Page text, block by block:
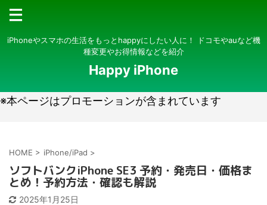
iPhoneやスマホの生活をもっとhappyにしたい人に！ ドコモやauなど機
種変更やお得情報などを紹介
Happy iPhone
※本ページはプロモーションが含まれています
HOME > iPhone/iPad >
ソフトバンクiPhone SE3 予約・発売日・価格ま
とめ！予約方法・確認も解説
2025年1月25日